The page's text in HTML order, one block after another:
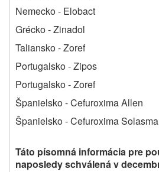
Nemecko ‑ Elobact
Grécko ‑ Zinadol
Taliansko ‑ Zoref
Portugalsko ‑ Zipos
Portugalsko ‑ Zoref
Španielsko - Cefuroxima Allen
Španielsko - Cefuroxima Solasma
Táto písomná informácia pre
naposledy schválená v